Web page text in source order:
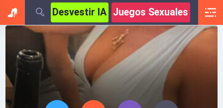
Desvestir IA Juegos Sexuales